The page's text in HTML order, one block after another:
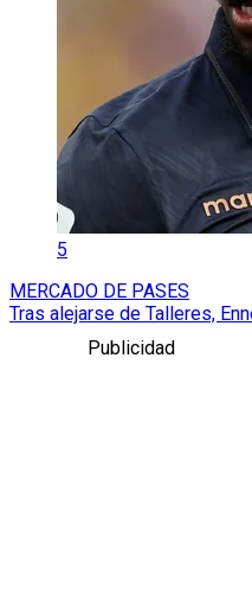
5
MERCADO DE PASES
Tras alejarse de Talleres,
Publicidad